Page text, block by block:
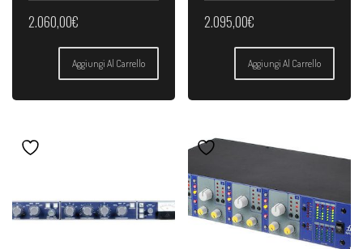
2.060,00€
Aggiungi Al Carrello
2.095,00€
Aggiungi Al Carrello